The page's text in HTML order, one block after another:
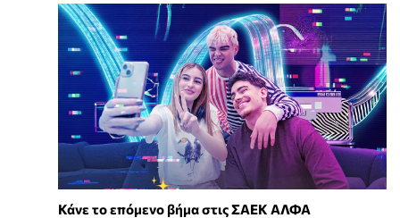
Κάνε το επόμενο βήμα στις ΣΑΕΚ ΑΛΦΑ